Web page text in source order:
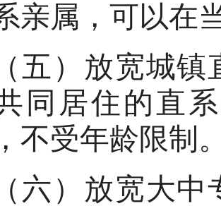
亲属，可以在
（五）放宽城
同居住的直
不受年龄限制
（六）放宽大